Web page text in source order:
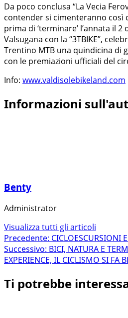
Da poco conclusa “La Vecia
contender si cimenteranno così
prima di ‘terminare’ l’annata il
Valsugana con la “3TBIKE”,
Trentino MTB una quindicina di
con le premiazioni ufficiali del
Info: www.valdisolebikeland.com
Informazioni
Benty
Administrator
Visualizza tutti gli articoli
Navigazione
articolo
Precedente: CICLOESCURSIONI
Successivo: BICI, NATURA E
EXPERIENCE, IL CICLISMO SI FA
Ti potrebbe